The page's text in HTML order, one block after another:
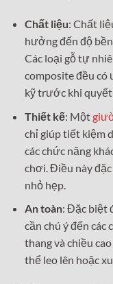
Chất liệu: Chất
hưởng đến độ
Các loại gỗ tự
composite đều có
kỹ trước khi
Thiết kế: Một
chỉ giúp tiết kiệm
các chức năng
chơi. Điều này
nhỏ hẹp.
An toàn: Đặc biệt
cần chú ý đến các
thang và chiều
thể leo lên hoặc